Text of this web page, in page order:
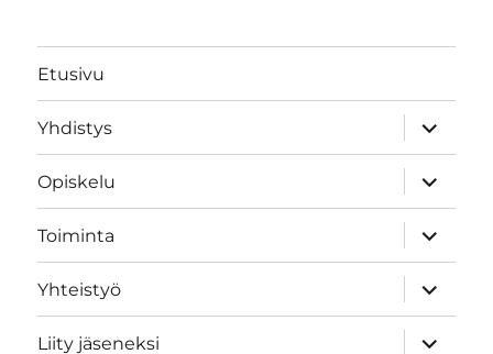
Etusivu
Yhdistys
expand
child
menu
Opiskelu
expand
child
menu
Toiminta
expand
child
menu
Yhteistyö
expand
child
menu
Liity jäseneksi
expand